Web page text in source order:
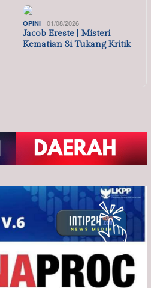
OPINI 01/08/2026
Jacob Ereste | Misteri
Kematian Si Tukang Kritik